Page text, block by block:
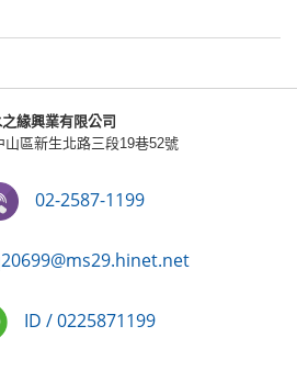
之緣興業有限公司
山區新生北路三段19巷52號
02-2587-1199
ID / 0225871199